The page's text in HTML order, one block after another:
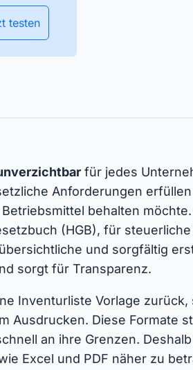
testen
für jedes
Anforderungen
behalten
(HGB), für
und sorgfältig
sorgt für Transparenz.
Inventurliste Vorlage zurück,
Ausdrucken. Diese Formate
an ihre Grenzen.
Excel und PDF näher zu